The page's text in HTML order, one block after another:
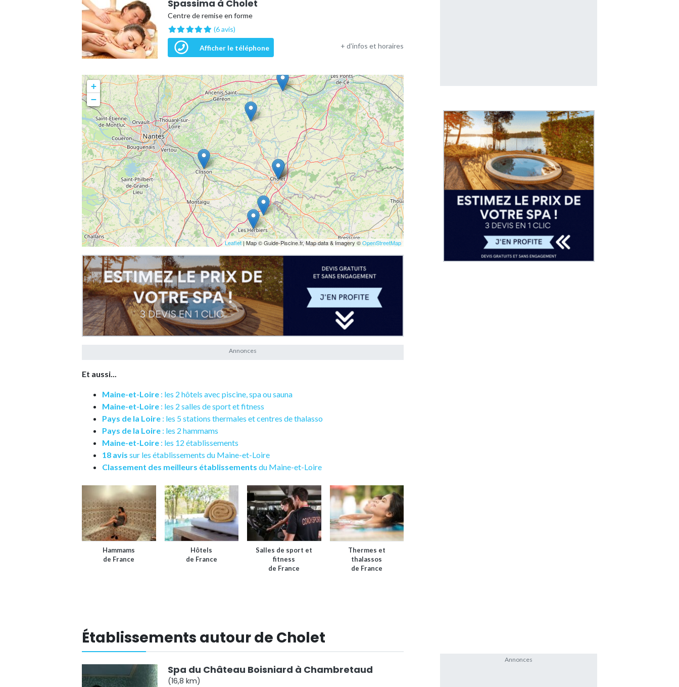
Spassima à Cholet
Centre de remise en forme
(6 avis)
Afficher le téléphone + d'infos et horaires
+
−
Leaflet | Map © Guide-Piscine.fr, Map data & Imagery ©OpenStreetMap
Et aussi...
Maine-et-Loire : les 2 hôtels avec piscine, spa ou sauna
Maine-et-Loire : les 2 salles de sport et fitness
Pays de la Loire : les 5 stations thermales et centres de thalasso
Pays de la Loire : les 2 hammams
Maine-et-Loire : les 12 établissements
18 avis sur les établissements du Maine-et-Loire
Classement des meilleurs établissements du Maine-et-Loire
Hammams
de France
Hôtels
de France
Salles de sport et
fitness
de France
Thermes et
thalassos
de France
Établissements autour de Cholet
Spa du Château Boisniard à Chambretaud
(16,8 km)